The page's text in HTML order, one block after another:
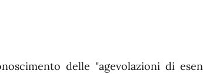
delle "agevolazioni di